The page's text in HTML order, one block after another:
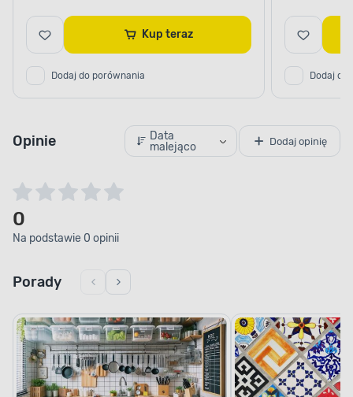
Kup teraz
Dodaj do porównania Dodaj do
Opinie
Data
malejąco
Dodaj opinię
0
Na podstawie 0 opinii
Porady